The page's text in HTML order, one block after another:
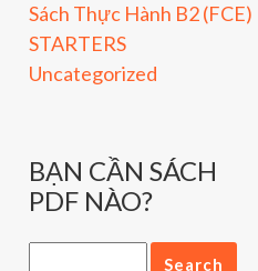
Sách Thực Hành B2 (FCE)
STARTERS
Uncategorized
BẠN CẦN SÁCH
PDF NÀO?